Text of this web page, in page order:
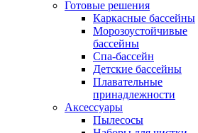
Готовые решения
Каркасные бассейны
Морозоустойчивые
бассейны
Спа-бассейн
Детские бассейны
Плавательные
принадлежности
Аксессуары
Пылесосы